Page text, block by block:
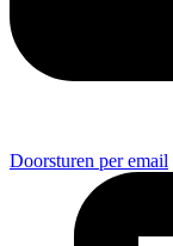
Doorsturen per email